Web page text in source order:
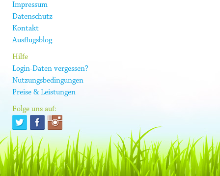
Impressum
Datenschutz
Kontakt
Ausflugsblog
Hilfe
Login-Daten vergessen?
Nutzungsbedingungen
Preise & Leistungen
Folge uns auf: